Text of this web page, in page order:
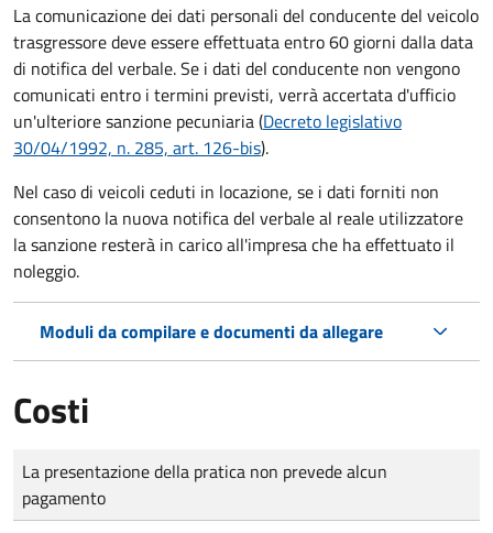
La comunicazione dei dati personali del conducente del veicolo
trasgressore deve essere effettuata entro 60 giorni dalla data
di notifica del verbale.Se i dati del conducente non vengono
comunicati entro i termini previsti, verrà accertata d'ufficio
un'ulteriore sanzione pecuniaria (Decreto legislativo
30/04/1992, n. 285, art. 126-bis).
Nel caso di veicoli ceduti in locazione, se i dati forniti non
consentono la nuova notifica del verbale al reale utilizzatore
la sanzione resterà in carico all'impresa che ha effettuato il
noleggio.
Moduli da compilare e documenti da allegare
Costi
Tipo di pagamento
Importo
La presentazione della pratica non prevede alcun
pagamento